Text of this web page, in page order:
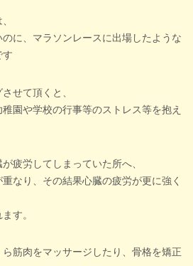
のに、マラソンレースに出場したような
す
せて頂くと、
園や学校の行事等のストレス等を抱え
疲労してしまっていた所へ、
なり、その結果心臓の疲労が更に強く
す。
筋肉をマッサージしたり、骨格を矯正